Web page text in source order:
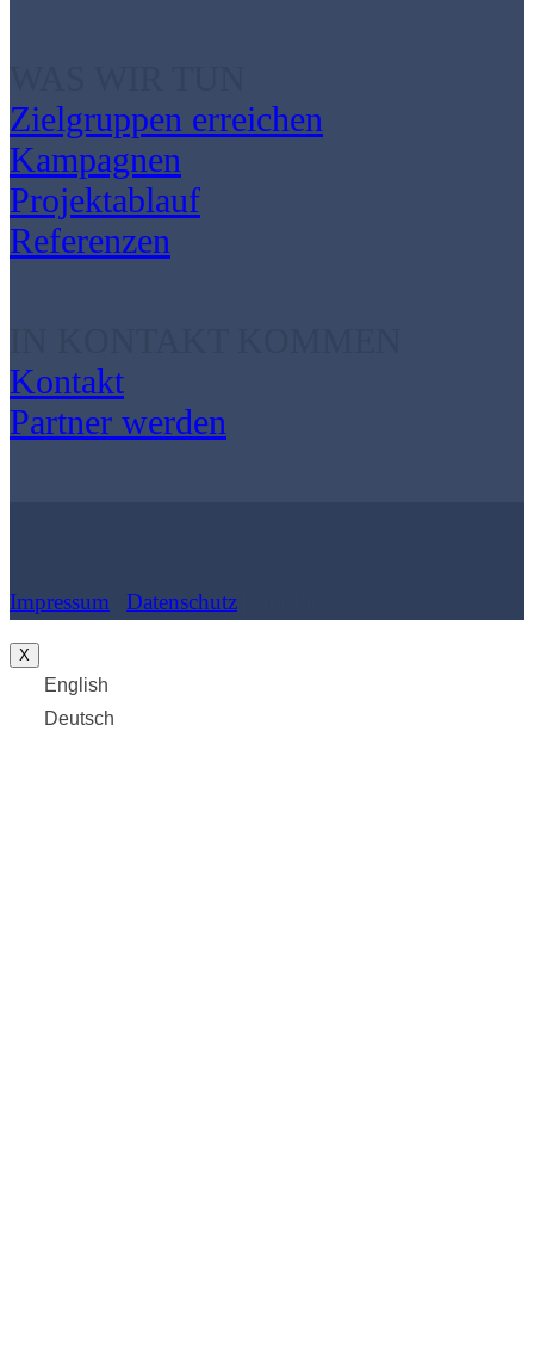
Zielgruppen erreichen
Kampagnen
Projektablauf
Referenzen
Kontakt
Partner werden
Impressum Datenschutz
X
English
Deutsch